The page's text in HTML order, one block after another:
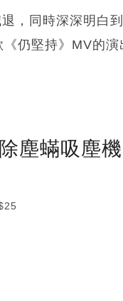
，同時深深明白
仍堅持》MV的
塵蟎吸塵機